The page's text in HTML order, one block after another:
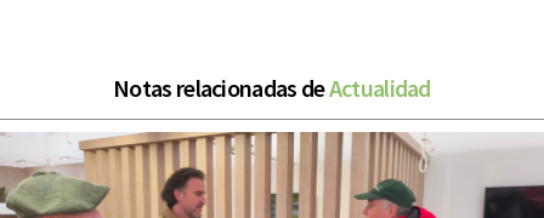
Notas relacionadas deActualidad